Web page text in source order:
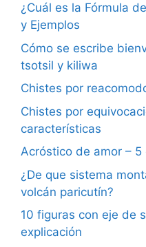
¿Cuál es la Fórmula
y Ejemplos
Cómo se escribe
tsotsil y kiliwa
Chistes por
Chistes por
características
Acróstico de amor – 5
¿De que sistema
volcán paricutín?
10 figuras con eje de
explicación